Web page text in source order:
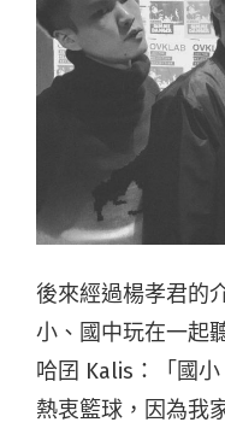
後來經過楊孝君的
小、國中玩在一起
哈囝 Kalis：「國
熱衷籃球，因為我